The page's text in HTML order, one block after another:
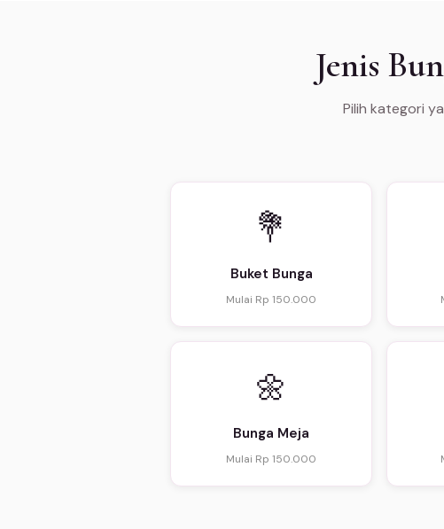
Jenis
Pilih kategori
💐
Buket Bunga
Mulai Rp 150.000
🌼
Bunga Meja
Mulai Rp 150.000